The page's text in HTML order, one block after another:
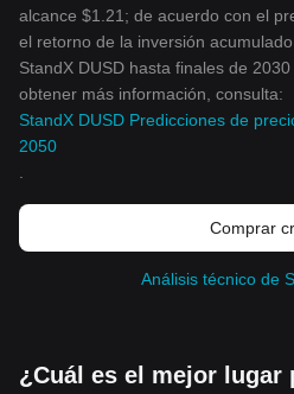
alcance $1.21; de acuerdo con el
el retorno de la inversión
StandX DUSD hasta finales de
obtener más información, consulta:
StandX DUSD Predicciones de
2050
Comprar
Análisis técnico de
¿Cuál es el mejor lugar